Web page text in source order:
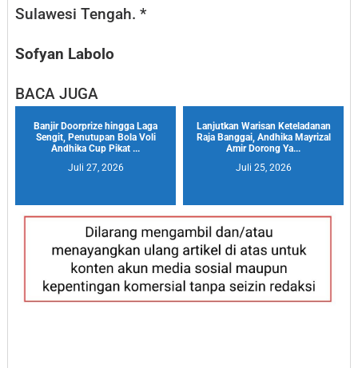
Sulawesi Tengah. *
Sofyan Labolo
BACA JUGA
Banjir Doorprize hingga Laga
Sengit, Penutupan Bola Voli
Andhika Cup Pikat ...
Juli 27, 2026
Lanjutkan Warisan Keteladanan
Raja Banggai, Andhika Mayrizal
Amir Dorong Ya...
Juli 25, 2026